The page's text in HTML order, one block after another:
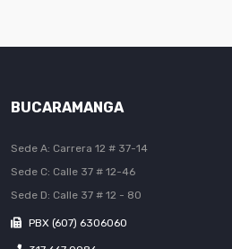
BUCARAMANGA
Sede A: Carrera 12 # 37-14
Sede C: Calle 37 # 12-46
Sede D: Calle 37 # 12 - 80
PBX (607) 6306060